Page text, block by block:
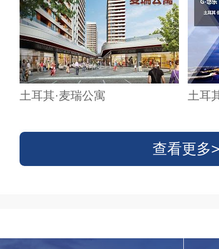
土耳其·麦瑞公寓 土耳
查看更多